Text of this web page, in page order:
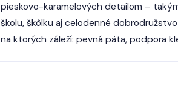
pieskovo-karamelových detailom –
školu, škôlku aj celodenné
na ktorých záleží: pevná päta, podpora